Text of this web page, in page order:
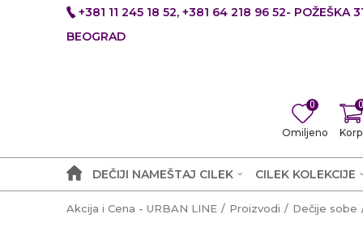
+381 11 245 18 52, +381 64 218 96 52- POŽEŠKA
BEOGRAD
0
Omiljeno
0
DEČIJI NAMEŠTAJ CILEK CILEK KOLEKCIJE
Akcija i Cena - URBAN LINE Proizvodi Dečije sobe